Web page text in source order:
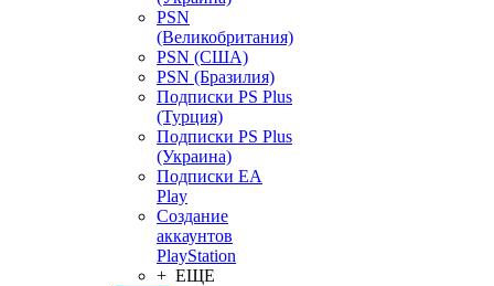
PSN
(Великобритания)
PSN (США)
PSN (Бразилия)
Подписки PS Plus
(Турция)
Подписки PS Plus
(Украина)
Подписки EA
Play
Создание
аккаунтов
PlayStation
+ ЕЩЕ